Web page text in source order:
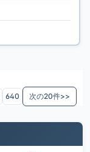
640 次の20件>>